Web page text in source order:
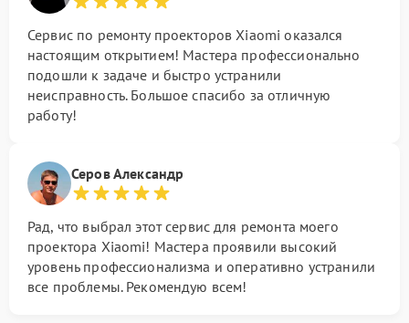
Сервис по ремонту проекторов Xiaomi оказался
настоящим открытием! Мастера профессионально
подошли к задаче и быстро устранили
неисправность. Большое спасибо за отличную
работу!
Серов Александр
Рад, что выбрал этот сервис для ремонта моего
проектора Xiaomi! Мастера проявили высокий
уровень профессионализма и оперативно устранили
все проблемы. Рекомендую всем!